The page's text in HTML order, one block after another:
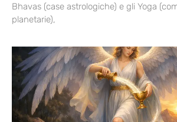
Bhavas (case astrologiche) e gli Yoga
planetarie),